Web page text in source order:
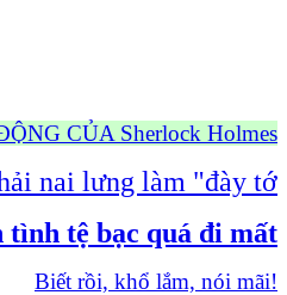
CỦA Sherlock Holmes
nai lưng làm "đày tớ
tình tệ bạc quá đi mất
Biết rồi, khổ lắm, nói mãi!